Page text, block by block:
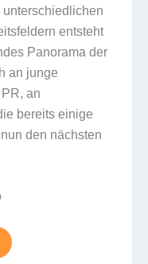
entsteht
Panorama der
an junge
an
bereits einige
den nächsten